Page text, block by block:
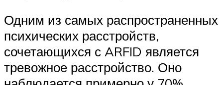
Одним из самых распространенных
психических расстройств,
сочетающихся с ARFID является
тревожное расстройство. Оно